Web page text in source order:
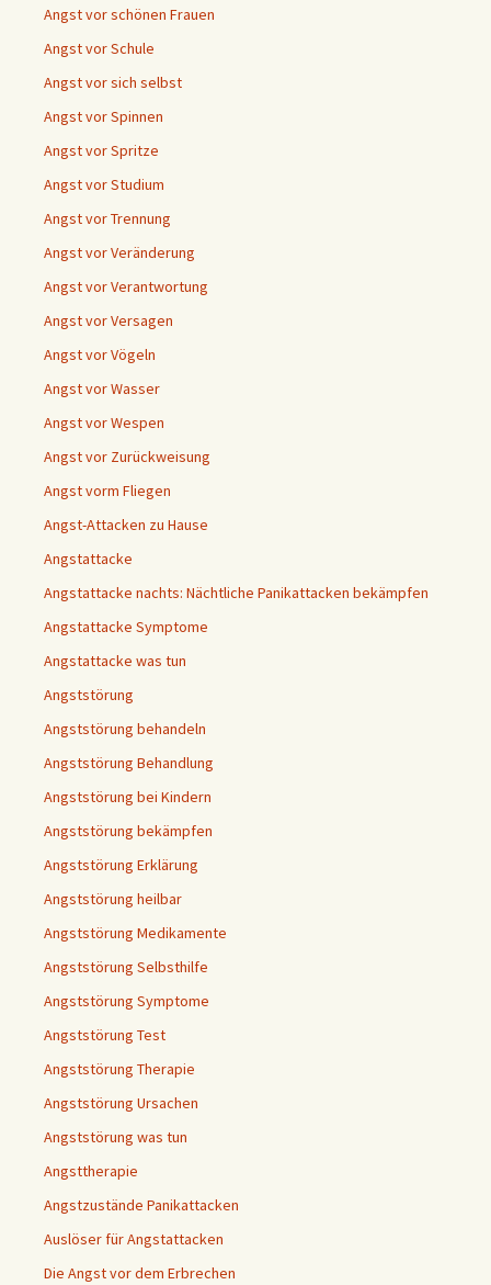
Angst vor schönen Frauen
Angst vor Schule
Angst vor sich selbst
Angst vor Spinnen
Angst vor Spritze
Angst vor Studium
Angst vor Trennung
Angst vor Veränderung
Angst vor Verantwortung
Angst vor Versagen
Angst vor Vögeln
Angst vor Wasser
Angst vor Wespen
Angst vor Zurückweisung
Angst vorm Fliegen
Angst-Attacken zu Hause
Angstattacke
Angstattacke nachts: Nächtliche Panikattacken bekämpfen
Angstattacke Symptome
Angstattacke was tun
Angststörung
Angststörung behandeln
Angststörung Behandlung
Angststörung bei Kindern
Angststörung bekämpfen
Angststörung Erklärung
Angststörung heilbar
Angststörung Medikamente
Angststörung Selbsthilfe
Angststörung Symptome
Angststörung Test
Angststörung Therapie
Angststörung Ursachen
Angststörung was tun
Angsttherapie
Angstzustände Panikattacken
Auslöser für Angstattacken
Die Angst vor dem Erbrechen